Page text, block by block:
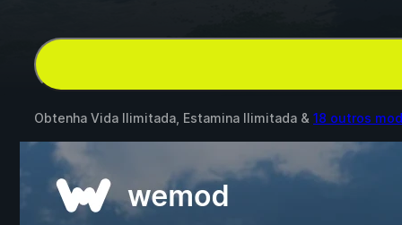
Obtenha Vida Ilimitada, Estamina Ilimitada & 18 outros